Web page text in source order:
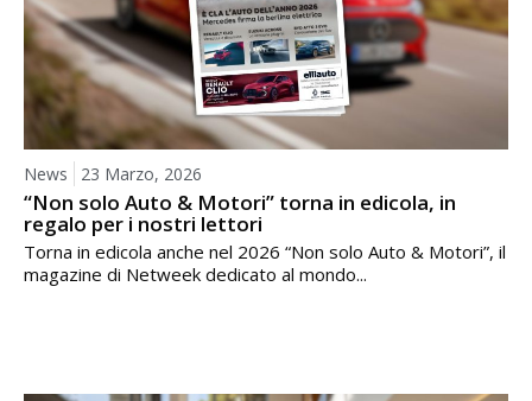
News 23 Marzo, 2026
“Non solo Auto & Motori” torna in edicola, in
regalo per i nostri lettori
Torna in edicola anche nel 2026 “Non solo Auto & Motori”, il
magazine di Netweek dedicato al mondo...